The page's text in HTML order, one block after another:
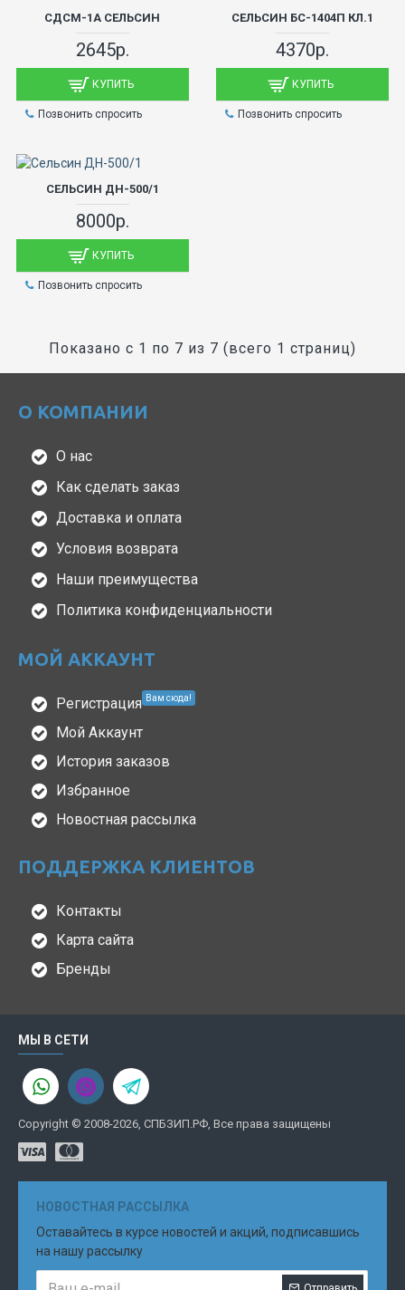
СДСМ-1А СЕЛЬСИН
2645р.
КУПИТЬ
Позвонить спросить
СЕЛЬСИН БС-1404П КЛ.1
4370р.
КУПИТЬ
Позвонить спросить
СЕЛЬСИН ДН-500/1
8000р.
КУПИТЬ
Позвонить спросить
Показано с 1 по 7 из 7 (всего 1 страниц)
О КОМПАНИИ
О нас
Как сделать заказ
Доставка и оплата
Условия возврата
Наши преимущества
Политика конфиденциальности
МОЙ АККАУНТ
Регистрация Вам сюда!
Мой Аккаунт
История заказов
Избранное
Новостная рассылка
ПОДДЕРЖКА КЛИЕНТОВ
Контакты
Карта сайта
Бренды
МЫ В СЕТИ
Copyright © 2008-2026, СПБЗИП.РФ, Все права защищены
НОВОСТНАЯ РАССЫЛКА
Оставайтесь в курсе новостей и акций, подписавшись
на нашу рассылку